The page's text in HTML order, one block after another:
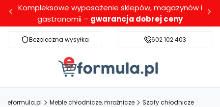
Kompleksowe wyposażenie sklepów, magazynów i
gastronomii – gwarancja dobrej ceny
Bezpieczna wysyłkaDarmowa dostawa dla wybranych
602 102 403
eformula.pl Meble chłodnicze, mroźnicze Szafy chłodnicze